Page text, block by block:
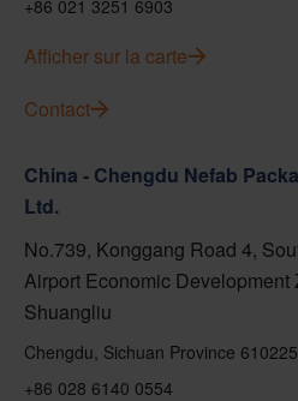
+86 021 3251 6903
Afficher sur la carte
Contact
China - Chengdu Nefab
Ltd.
No.739, Konggang Road 4,
Airport Economic Development
Shuangliu
Chengdu, Sichuan Province 610225
+86 028 6140 0554